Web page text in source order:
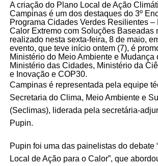
A criação do Plano Local de Ação
Campinas é um dos destaques do 3º
Programa Cidades Verdes Resilientes –
Calor Extremo com Soluções Baseadas
realizado nesta sexta-feira, 8 de maio,
evento, que teve início ontem (7), é
Ministério do Meio Ambiente e Mudança
Ministério das Cidades, Ministério da
e Inovação e COP30.
Campinas é representada pela equipe
Secretaria do Clima, Meio Ambiente e
(Seclimas), liderada pela secretária-
Pupin.
Pupin foi uma das painelistas do debate
Local de Ação para o Calor”, que